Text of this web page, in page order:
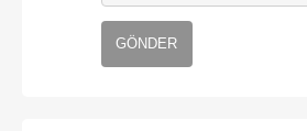
GÖNDER